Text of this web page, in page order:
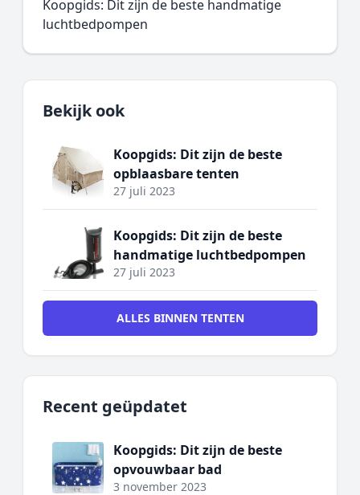
Koopgids: Dit zijn de beste handmatige
luchtbedpompen
Bekijk ook
Koopgids: Dit zijn de beste
opblaasbare tenten
27 juli 2023
Koopgids: Dit zijn de beste
handmatige luchtbedpompen
27 juli 2023
ALLES BINNEN TENTEN
Recent geüpdatet
Koopgids: Dit zijn de beste
opvouwbaar bad
3 november 2023